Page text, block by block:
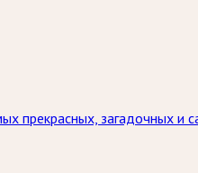
прекрасных, загадочных